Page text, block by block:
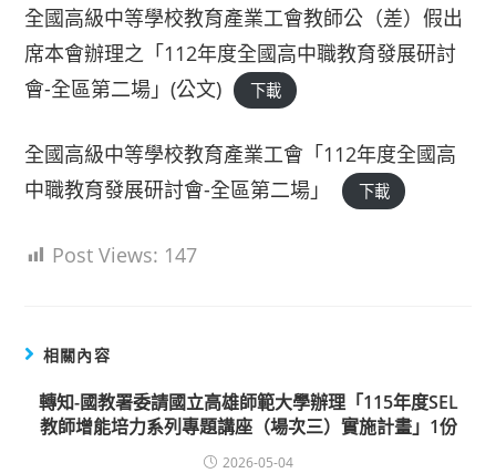
全國高級中等學校教育產業工會教師公（差）假出
席本會辦理之「112年度全國高中職教育發展研討
會-全區第二場」(公文)
下載
全國高級中等學校教育產業工會「112年度全國高
中職教育發展研討會-全區第二場」
下載
Post Views: 147
相關內容
轉知-國教署委請國立高雄師範大學辦理「115年度SEL
教師增能培力系列專題講座（場次三）實施計畫」1份
2026-05-04